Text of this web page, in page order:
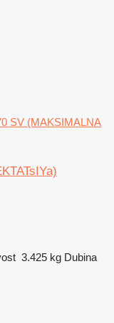
SV (MAKSIMALNA
3.425 kg Dubina